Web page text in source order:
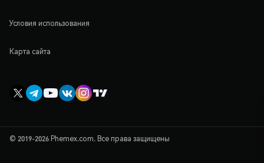
Условия использования
Карта сайта
© 2019-2026 Phemex.com. Все права защищены